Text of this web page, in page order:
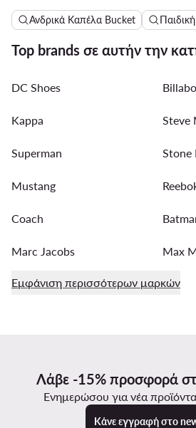
Ανδρικά Καπέλα Bucket
Top brands σε αυτήν την
DC Shoes
Kappa Steve
Superman Stone
Mustang
Coach
Marc Jacobs Max
Εμφάνιση περισσότερων μαρκών
Λάβε -15% προσφορά
Ενημερώσου για νέα
Κάνε εγγραφή στο